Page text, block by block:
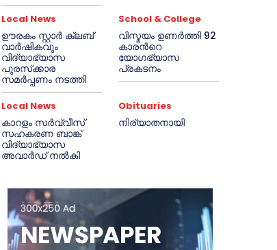
Local News
ഊരകം സ്റ്റാർ ക്ലബ്
വാർഷികവും
വിദ്യാഭ്യാസ
പുരസ്‌ക്കാര
സമർപ്പണം നടത്തി
School & College
വിസ്മയം ഉണർത്തി 92
കാരൻറെ
യോഗഭ്യാസ
പ്രകടനം
Local News
കാറളം സർവ്വീസ്
സഹകരണ ബാങ്ക്
വിദ്യാഭ്യാസ
അവാർഡ് നൽകി
Obituaries
നിര്യാതനായി